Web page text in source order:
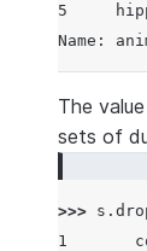
5
Name:
The
sets of
>>> s .
1